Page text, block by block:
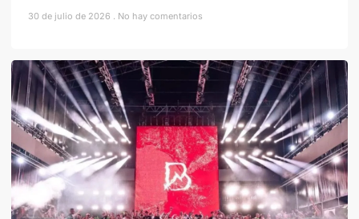
30 de julio de 2026 No hay comentarios